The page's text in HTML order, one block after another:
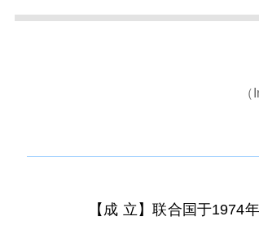
【成 立】联合国于1974